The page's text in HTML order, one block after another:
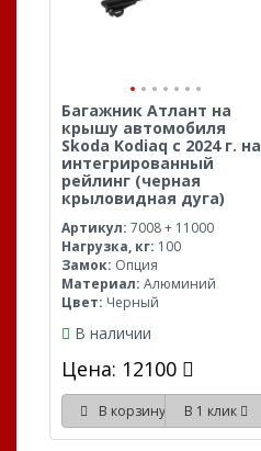
Багажник Атлант на
крышу автомобиля
Skoda Kodiaq с 2024 г. на
интегрированный
рейлинг (черная
крыловидная дуга)
Артикул: 7008 + 11000
Нагрузка, кг: 100
Замок: Опция
Материал: Алюминий
Цвет: Черный
В наличии
Цена: 12100
В корзину В 1 клик